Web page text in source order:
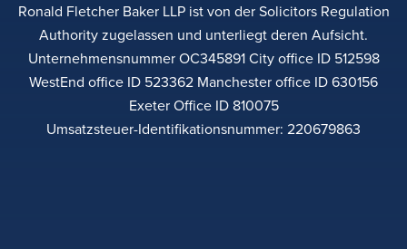
Ronald Fletcher Baker LLP ist von der Solicitors Regulation
Authority zugelassen und unterliegt deren Aufsicht.
Unternehmensnummer OC345891 City office ID 512598
WestEnd office ID 523362 Manchester office ID 630156
Exeter Office ID 810075
Umsatzsteuer-Identifikationsnummer: 220679863